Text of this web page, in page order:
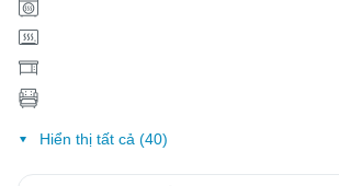
Hiển thị tất cả (40)